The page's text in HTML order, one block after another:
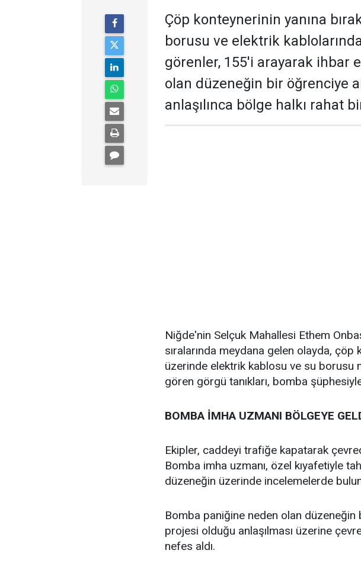
Çöp konteynerinin yanına
borusu ve elektrik
görenler, 155'i arayarak ihbar
olan düzeneğin bir öğrenciye
anlaşılınca bölge halkı rahat
Niğde'nin Selçuk Mahallesi Ethem
sıralarında meydana gelen olayda, çöp
üzerinde elektrik kablosu ve su borusu
gören görgü tanıkları, bomba
BOMBA İMHA UZMANI BÖLGEYE
Ekipler, caddeyi trafiğe kapatarak
Bomba imha uzmanı, özel kıyafetiyle
düzeneğin üzerinde incelemelerde
Bomba paniğine neden olan
projesi olduğu anlaşılması üzerine
nefes aldı.